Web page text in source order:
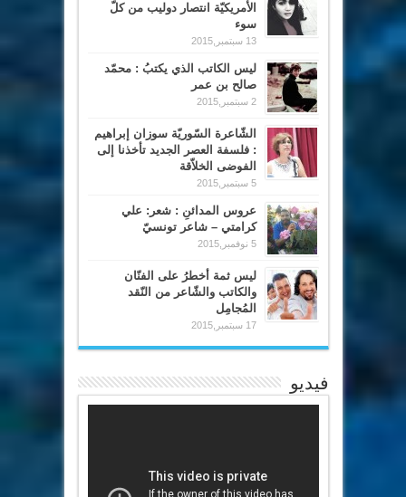
الأمريكيّة انتصار دوليب من كلّ
سوء
13 سبتمبر,2015
ليس الكاتب الذي يكتبُ : محمّد
صالح بن عمر
2 سبتمبر,2015
الشّاعرة السّوريّة سوزان إبراهيم
: فلسفة العصر الجديد تأخذنا إلى
الفوضى الخلاّقة
5 سبتمبر,2015
عروس المدائنِ : شعر: علي
كرامتي – شاعر تونسيّ
5 نوفمبر,2015
ليس ثمة أخطرُ على الفنّان
والكاتب والشّاعر من النّقد
المُجامِل
17 سبتمبر,2015
فيديو